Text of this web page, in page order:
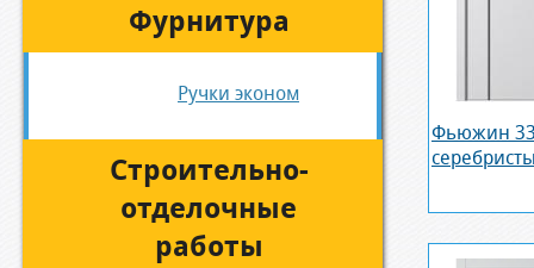
Фурнитура
Ручки эконом
Строительно-
отделочные
работы
Фьюжин